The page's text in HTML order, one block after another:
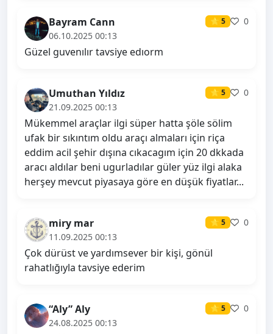
Bayram Cann ⭐ 5
0
06.10.2025 00:13
Güzel guvenılır tavsiye edıorm
Umuthan Yıldız ⭐ 5
0
21.09.2025 00:13
Mükemmel araçlar ilgi süper hatta şöle sölim
ufak bir sıkıntım oldu araçı almaları için riça
eddim acil şehir dışına cıkacagım için 20 dkkada
aracı aldılar beni ugurladılar güler yüz ilgi alaka
herşey mevcut piyasaya göre en düşük fiyatlar...
miry mar ⭐ 5
0
11.09.2025 00:13
Çok dürüst ve yardımsever bir kişi, gönül
rahatlığıyla tavsiye ederim
“Aly” Aly ⭐ 5
0
24.08.2025 00:13